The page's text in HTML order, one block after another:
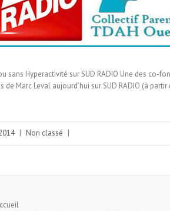
sans Hyperactivité sur SUD RADIO Une des co-
de Marc Leval aujourd’hui sur SUD RADIO (à
| Non classé |